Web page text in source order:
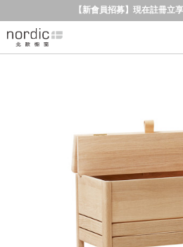
【新會員招募】現在註冊立